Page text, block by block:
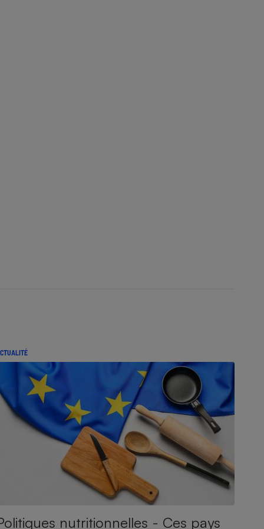
nutritionnelles - Ces pays